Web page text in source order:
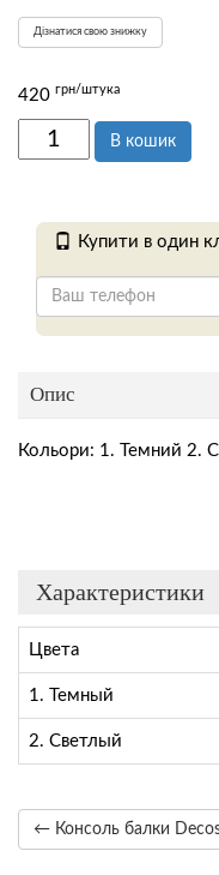
Дізнатися свою знижку
420 грн/штука
В кошик
Купити в один
Опис
Кольори: 1. Темний 2.
Характеристики
Цвета
1. Темный
2. Светлый
← Консоль балки